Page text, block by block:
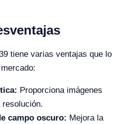
tiene varias ventajas que lo
Proporciona imágenes
campo oscuro: Mejora la